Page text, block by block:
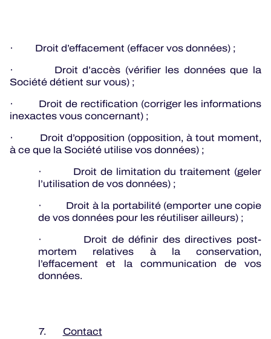
· Droit d’effacement (effacer vos données) ;
· Droit d’accès (vérifier les données que la
Société détient sur vous) ;
· Droit de rectification (corriger les informations
inexactes vous concernant) ;
· Droit d’opposition (opposition, à tout moment,
à ce que la Société utilise vos données) ;
· Droit de limitation du traitement (geler
l’utilisation de vos données) ;
· Droit à la portabilité (emporter une copie
de vos données pour les réutiliser ailleurs) ;
· Droit de définir des directives post-
mortem relatives à la conservation,
l’effacement et la communication de vos
données.
7. Contact